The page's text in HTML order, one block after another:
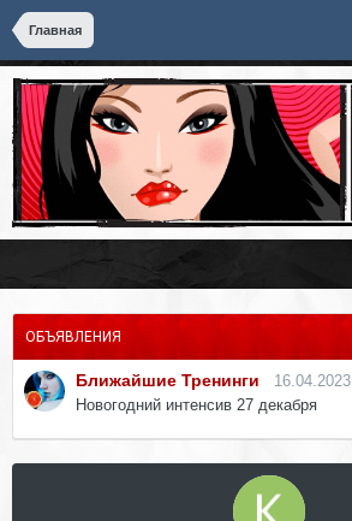
Главная
ОБЪЯВЛЕНИЯ
Ближайшие Тренинги
16.04.2023
Новогодний интенсив 27 декабря